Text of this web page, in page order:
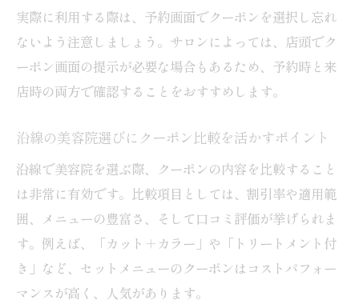
信頼できる美容師を見抜くポイントを紹介
美容院クーポン選びで信頼できる美容師を
見極める技
予約前に確認すべき美容師の口コミとクー
ポン情報
びの基準
信頼される美容師の特徴とクーポン活用の
関係性
美容院選びはクーポンと美容師の実績で判
断しよう
実際に利用する際は、予約画面でクーポンを選択し忘れ
ないよう注意しましょう。サロンによっては、店頭でク
ーポン画面の提示が必要な場合もあるため、予約時と来
店時の両方で確認することをおすすめします。
沿線の美容院選びにクーポン比較を活かすポイント
沿線で美容院を選ぶ際、クーポンの内容を比較すること
は非常に有効です。比較項目としては、割引率や適用範
囲、メニューの豊富さ、そして口コミ評価が挙げられま
す。例えば、「カット＋カラー」や「トリートメント付
き」など、セットメニューのクーポンはコストパフォー
マンスが高く、人気があります。